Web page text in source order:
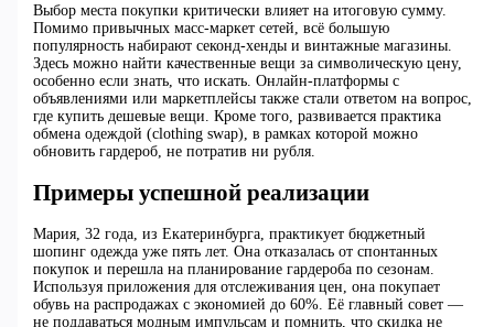
Выбор места покупки критически влияет на итоговую сумму.
Помимо привычных масс-маркет сетей, всё большую
популярность набирают секонд-хенды и винтажные магазины.
Здесь можно найти качественные вещи за символическую цену,
особенно если знать, что искать. Онлайн-платформы с
объявлениями или маркетплейсы также стали ответом на вопрос,
где купить дешевые вещи. Кроме того, развивается практика
обмена одеждой (clothing swap), в рамках которой можно
обновить гардероб, не потратив ни рубля.
Примеры успешной реализации
Мария, 32 года, из Екатеринбурга, практикует бюджетный
шопинг одежда уже пять лет. Она отказалась от спонтанных
покупок и перешла на планирование гардероба по сезонам.
Используя приложения для отслеживания цен, она покупает
обувь на распродажах с экономией до 60%. Её главный совет —
не поддаваться модным импульсам и помнить, что скидка не